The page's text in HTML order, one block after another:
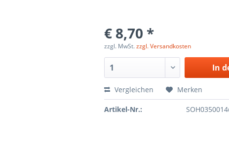
€ 8,70 *
zzgl. MwSt.zzgl. Versandkosten
In
Vergleichen Merken
Artikel-Nr.: